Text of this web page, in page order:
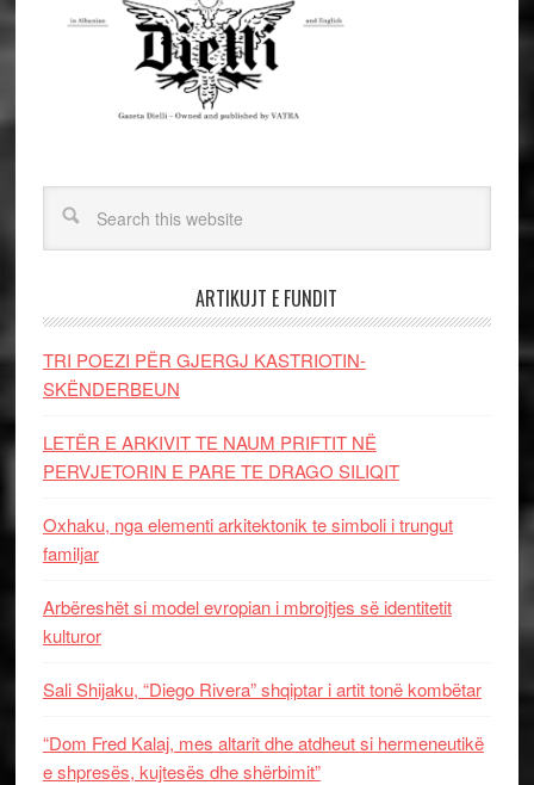
ARTIKUJT E FUNDIT
TRI POEZI PËR GJERGJ KASTRIOTIN-
SKËNDERBEUN
LETËR E ARKIVIT TE NAUM PRIFTIT NË
PERVJETORIN E PARE TE DRAGO SILIQIT
Oxhaku, nga elementi arkitektonik te simboli i trungut
familjar
Arbëreshët si model evropian i mbrojtjes së identitetit
kulturor
Sali Shijaku, “Diego Rivera” shqiptar i artit tonë kombëtar
“Dom Fred Kalaj, mes altarit dhe atdheut si hermeneutikë
e shpresës, kujtesës dhe shërbimit”